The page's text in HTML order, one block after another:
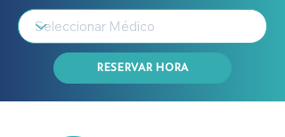
RESERVAR HORA